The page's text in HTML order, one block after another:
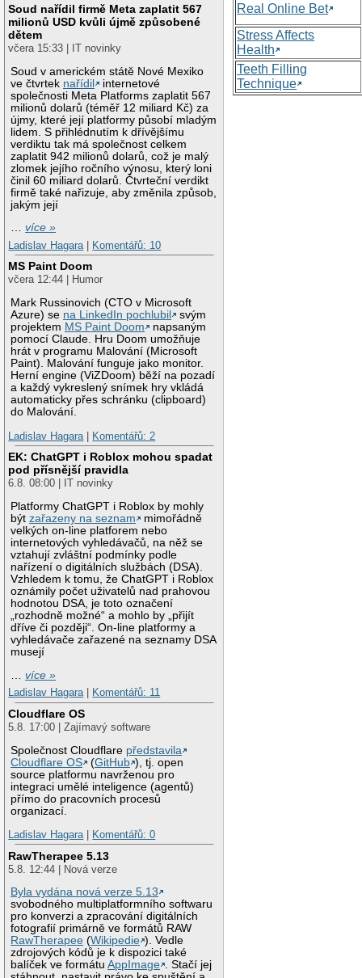
Soud nařídil firmě Meta zaplatit 567
milionů USD kvůli újmě způsobené
dětem
včera 15:33 | IT novinky
Soud v americkém státě Nové Mexiko
ve čtvrtek nařídil
internetové
společnosti Meta Platforms zaplatit 567
milionů dolarů (téměř 12 miliard Kč) za
újmy, které její platformy působí mladým
lidem. S přihlédnutím k dřívějšímu
verdiktu tak má společnost celkem
zaplatit 942 milionů dolarů, což je malý
zlomek jejího ročního výnosu, který loni
činil 60 miliard dolarů. Čtvrteční verdikt
firmě také nařizuje, aby změnila způsob,
jakým její
…více »
Ladislav Hagara
Komentářů: 10
MS Paint Doom
včera 12:44 | Humor
Mark Russinovich (CTO v Microsoft
Azure) se na LinkedIn pochlubil
svým
projektem MS Paint Doom
napsaným
pomocí Claude. Hru Doom umožňuje
hrát v programu Malování (Microsoft
Paint). Malování funguje jako monitor.
Herní engine (ViZDoom) běží na pozadí
a každý vykreslený snímek hry vkládá
automaticky přes schránku (clipboard)
do Malování.
Ladislav Hagara
Komentářů: 2
EK: ChatGPT i Roblox mohou spadat
pod přísnější pravidla
6.8. 08:00 | IT novinky
Platformy ChatGPT i Roblox by mohly
býtzařazeny na seznam
mimořádně
velkých on-line platforem nebo
internetových vyhledávačů, na něž se
vztahují zvláštní podmínky podle
nařízení o digitálních službách (DSA).
Vzhledem k tomu, že ChatGPT i Roblox
oznámily počet uživatelů nad prahovou
hodnotou DSA, je toto označení
„rozhodně možné“ a mohlo by „přijít
dříve či později“. On-line platformy a
vyhledávače zařazené na seznamy DSA
musejí
…více »
Ladislav Hagara| Komentářů: 11
Cloudflare OS
5.8. 17:00 | Zajímavý software
Společnost Cloudflare představila
Cloudflare OS
(GitHub ), tj. open
source platformu navrženou pro
integraci umělé inteligence (agentů)
přímo do pracovních procesů
organizací.
Ladislav Hagara| Komentářů: 0
RawTherapee 5.13
5.8. 12:44 | Nová verze
Byla vydána nová verze 5.13
svobodného multiplatformního softwaru
pro konverzi a zpracování digitálních
fotografií primárně ve formátů RAW
RawTherapee (Wikipedie ). Vedle
zdrojových kódů je k dispozici také
balíček ve formátuAppImage . Stačí jej
Real Online Bet
Stress Affects
Health
Teeth Filling
Technique